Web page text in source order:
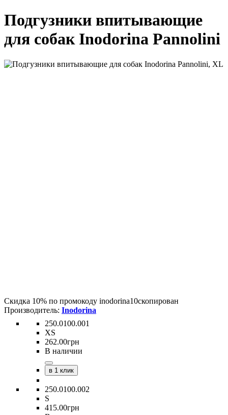
Подгузники впитывающие
для собак Inodorina Pannolini
Скидка 10% по промокоду inodorina10скопирован
Inodorina
250.0100.001
XS
262.00грн
В наличии
в 1 клик
250.0100.002
S
415.00грн